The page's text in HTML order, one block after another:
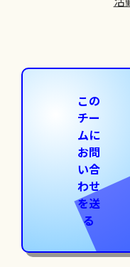
この
チー
ムに
お問
い合
わせ
を送
る